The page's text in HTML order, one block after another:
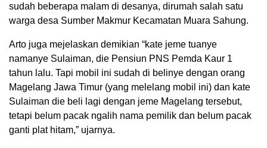
sudah beberapa malam di desanya, dirumah salah satu
warga desa Sumber Makmur Kecamatan Muara Sahung.
Arto juga mejelaskan demikian “kate jeme tuanye
namanye Sulaiman, die Pensiun PNS Pemda Kaur 1
tahun lalu. Tapi mobil ini sudah di belinye dengan orang
Magelang Jawa Timur (yang melelang mobil ini) dan kate
Sulaiman die beli lagi dengan jeme Magelang tersebut,
tetapi belum pacak ngalih nama pemilik dan belum pacak
ganti plat hitam,” ujarnya.